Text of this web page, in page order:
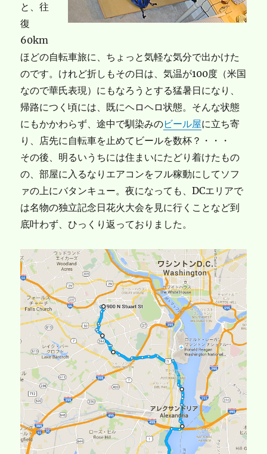
と、往
復
60km
ほどの自転車旅に、ちょっと気軽な気分で出かけた
のです。けれど折しもその日は、気温が100度（米国
なので華氏表現）にもなろうとする猛暑日になり、
帰路につく頃には、既にヘロヘロ状態。そんな状態
にもかかわらず、途中で馴染みのビール屋に立ち寄
り、店先に自転車を止めてビールを数杯？・・・
その後、明るいうちには住まいにたどり着けたもの
の、部屋に入るなりエアコンをフル稼動にしてソフ
ァの上にバタンキュー。夜になっても、DCエリアで
は名物の独立記念日花火大会を見に行くことなど到
底叶わず、ひっくり返っておりました。